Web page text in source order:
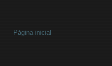
Página inicial